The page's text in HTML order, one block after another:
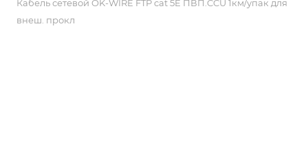
Кабель сетевой OK-WIRE FTP cat 5E ПВП.CCU 1км/упак для
внеш. прокл